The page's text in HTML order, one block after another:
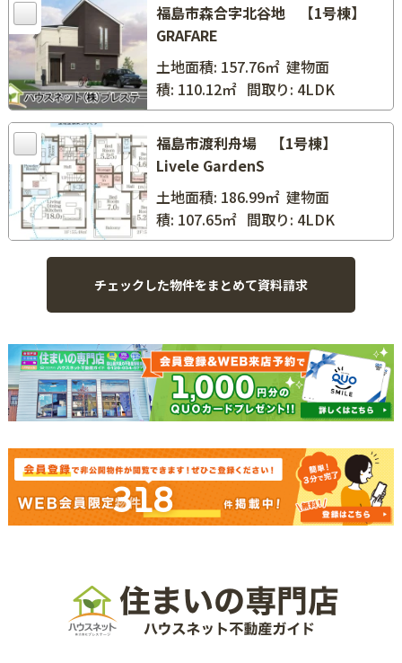
福島市森合字北谷地 【1号棟】
GRAFARE
土地面積: 157.76㎡建物面
積: 110.12㎡ 間取り: 4LDK
福島市渡利舟場 【1号棟】
Livele GardenS
土地面積: 186.99㎡建物面
積: 107.65㎡ 間取り: 4LDK
318